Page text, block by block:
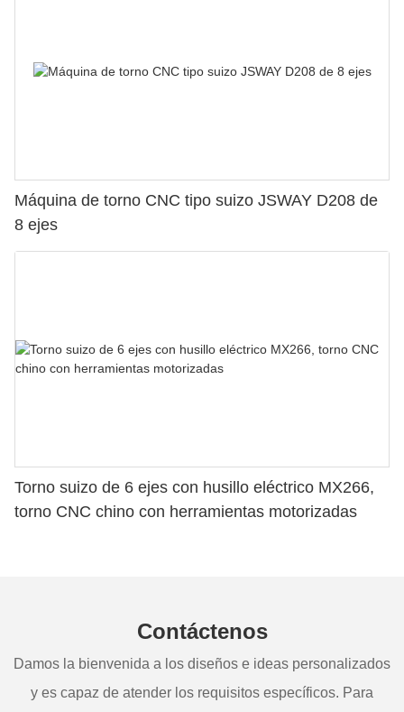
Máquina de torno CNC tipo suizo JSWAY D208 de
8 ejes
Torno suizo de 6 ejes con husillo eléctrico MX266,
torno CNC chino con herramientas motorizadas
Contáctenos
Damos la bienvenida a los diseños e ideas personalizados
y es capaz de atender los requisitos específicos. Para